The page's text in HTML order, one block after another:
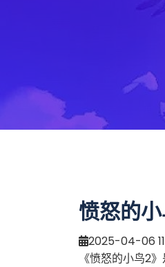
愤怒的
2025-04-06
《愤怒的小鸟2